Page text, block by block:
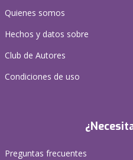
Quienes somos
Hechos y datos sobre
Club de Autores
Condiciones de uso
Preguntas frecuentes